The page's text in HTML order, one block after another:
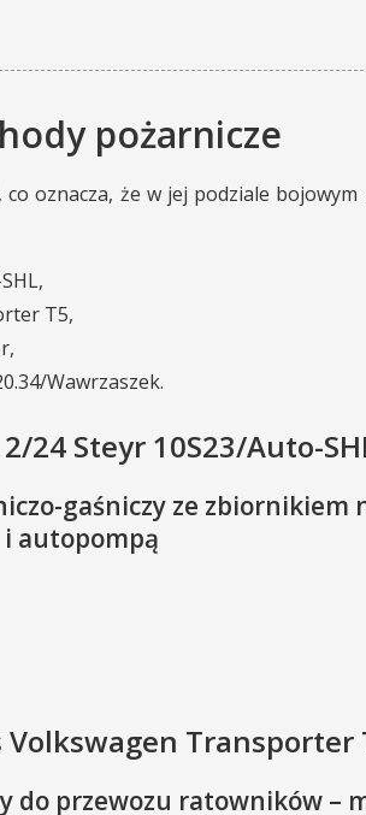
MIEJSCOWE
ZAGROŻENIA
ALARMY
FAŁSZYWE
pożarnicze
oznacza, że w jej podziale
T5,
Wawrzaszek.
24 Steyr 10S23/Auto-
gaśniczy ze zbiornikiem
i autopompą
Volkswagen Transporter
do przewozu ratowników –